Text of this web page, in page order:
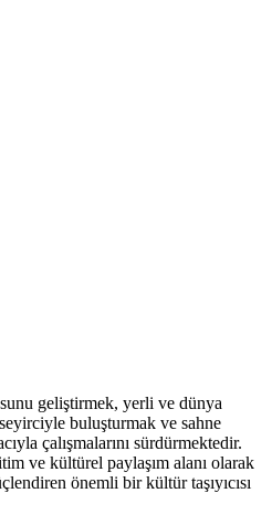
geliştirmek, yerli ve dünya
buluşturmak ve sahne
çalışmalarını sürdürmektedir.
ve kültürel paylaşım alanı olarak
önemli bir kültür taşıyıcısı